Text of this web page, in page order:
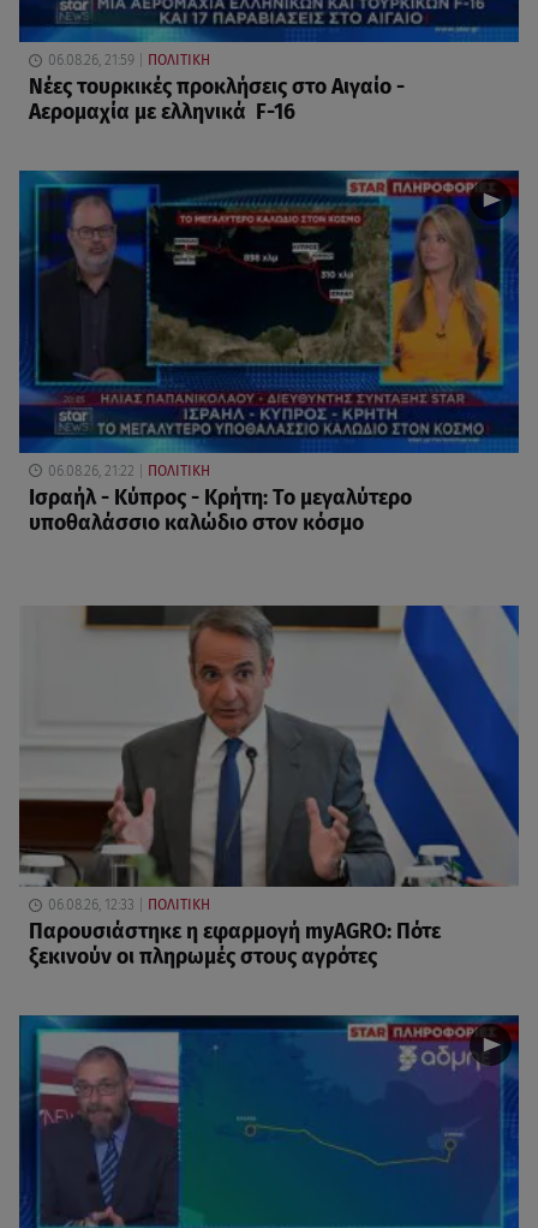
06.08.26, 21:59 ΠΟΛΙΤΙΚΗ
Νέες τουρκικές προκλήσεις στο Αιγαίο -
Αερομαχία με ελληνικά F-16
06.08.26, 21:22 ΠΟΛΙΤΙΚΗ
Ισραήλ - Κύπρος - Κρήτη: Το μεγαλύτερο
υποθαλάσσιο καλώδιο στον κόσμο
06.08.26, 12:33 ΠΟΛΙΤΙΚΗ
Παρουσιάστηκε η εφαρμογή myAGRO: Πότε
ξεκινούν οι πληρωμές στους αγρότες